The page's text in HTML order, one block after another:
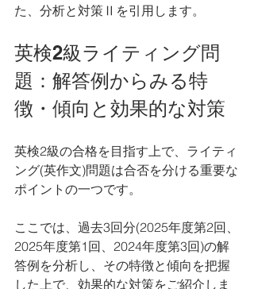
た、分析と対策Ⅱを引用します。
英検2級ライティング問
題：解答例からみる特
徴・傾向と効果的な対策
英検2級の合格を目指す上で、ライティ
ング(英作文)問題は合否を分ける重要な
ポイントの一つです。
ここでは、過去3回分(2025年度第2回、
2025年度第1回、2024年度第3回)の解
答例を分析し、その特徴と傾向を把握
した上で、効果的な対策をご紹介しま